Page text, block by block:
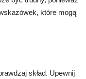
które mogą
skład. Upewnij